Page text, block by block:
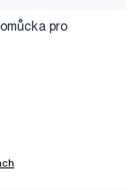
pro